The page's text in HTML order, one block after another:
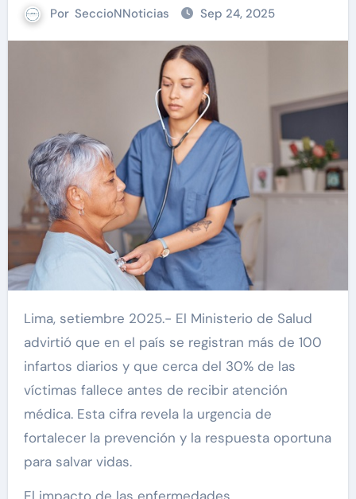
Por SeccioNNoticias Sep 24, 2025
Lima, setiembre 2025.- El Ministerio de Salud
advirtió que en el país se registran más de 100
infartos diarios y que cerca del 30% de las
víctimas fallece antes de recibir atención
médica. Esta cifra revela la urgencia de
fortalecer la prevención y la respuesta oportuna
para salvar vidas.